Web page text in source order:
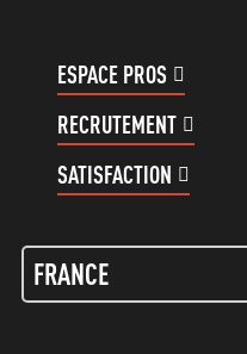
ESPACE PROS
RECRUTEMENT
SATISFACTION